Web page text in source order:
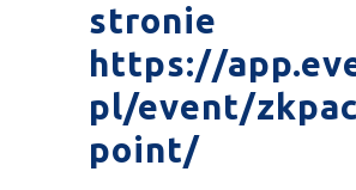
stronie
https://
pl/event/
point/